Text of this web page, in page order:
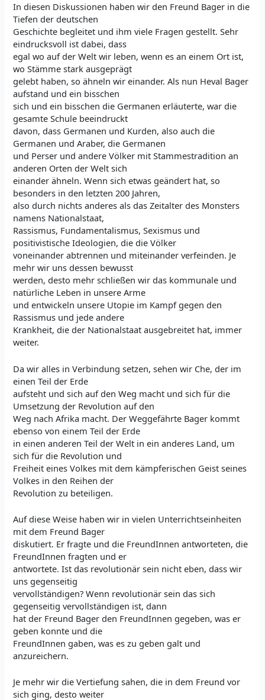
In diesen Diskussionen haben wir den Freund Bager in die
Tiefen der deutschen
Geschichte begleitet und ihm viele Fragen gestellt. Sehr
eindrucksvoll ist dabei, dass
egal wo auf der Welt wir leben, wenn es an einem Ort ist,
wo Stämme stark ausgeprägt
gelebt haben, so ähneln wir einander. Als nun Heval Bager
aufstand und ein bisschen
sich und ein bisschen die Germanen erläuterte, war die
gesamte Schule beeindruckt
davon, dass Germanen und Kurden, also auch die
Germanen und Araber, die Germanen
und Perser und andere Völker mit Stammestradition an
anderen Orten der Welt sich
einander ähneln. Wenn sich etwas geändert hat, so
besonders in den letzten 200 Jahren,
also durch nichts anderes als das Zeitalter des Monsters
namens Nationalstaat,
Rassismus, Fundamentalismus, Sexismus und
positivistische Ideologien, die die Völker
voneinander abtrennen und miteinander verfeinden. Je
mehr wir uns dessen bewusst
werden, desto mehr schließen wir das kommunale und
natürliche Leben in unsere Arme
und entwickeln unsere Utopie im Kampf gegen den
Rassismus und jede andere
Krankheit, die der Nationalstaat ausgebreitet hat, immer
weiter.
Da wir alles in Verbindung setzen, sehen wir Che, der im
einen Teil der Erde
aufsteht und sich auf den Weg macht und sich für die
Umsetzung der Revolution auf den
Weg nach Afrika macht. Der Weggefährte Bager kommt
ebenso von einem Teil der Erde
in einen anderen Teil der Welt in ein anderes Land, um
sich für die Revolution und
Freiheit eines Volkes mit dem kämpferischen Geist seines
Volkes in den Reihen der
Revolution zu beteiligen.
Auf diese Weise haben wir in vielen Unterrichtseinheiten
mit dem Freund Bager
diskutiert. Er fragte und die FreundInnen antworteten, die
FreundInnen fragten und er
antwortete. Ist das revolutionär sein nicht eben, dass wir
uns gegenseitig
vervollständigen? Wenn revolutionär sein das sich
gegenseitig vervollständigen ist, dann
hat der Freund Bager den FreundInnen gegeben, was er
geben konnte und die
FreundInnen gaben, was es zu geben galt und
anzureichern.
Je mehr wir die Vertiefung sahen, die in dem Freund vor
sich ging, desto weiter